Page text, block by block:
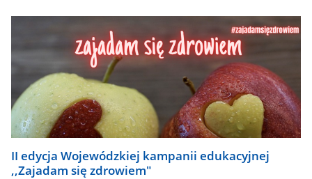
II edycja Wojewódzkiej kampanii edukacyjnej
,,Zajadam się zdrowiem"